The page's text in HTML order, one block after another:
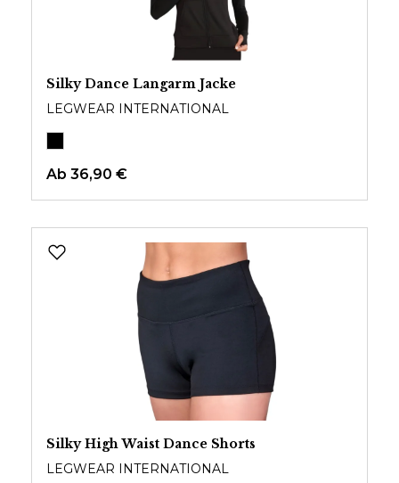
Silky Dance Langarm Jacke
LEGWEAR INTERNATIONAL
Ab 36,90 €
Silky High Waist Dance Shorts
LEGWEAR INTERNATIONAL